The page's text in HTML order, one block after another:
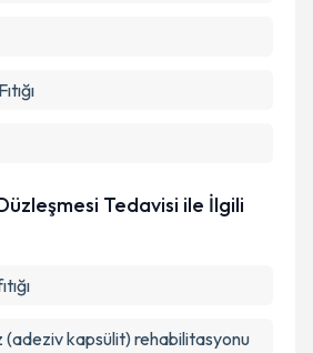
Tedavisi ile İlgili
(adeziv kapsülit) rehabilitasyonu